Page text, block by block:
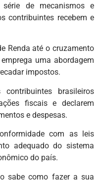
de mecanismos e
contribuintes recebem e
Renda até o cruzamento
uma abordagem
impostos.
brasileiros
fiscais e declarem
e despesas.
com as leis
adequado do sistema
do país.
sabe como fazer a sua